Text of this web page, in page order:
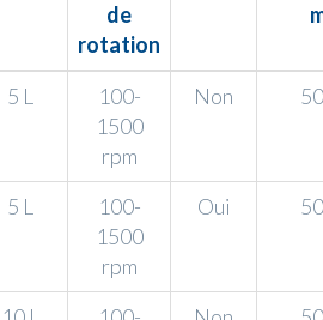
de
rotation
5 L
100-
1500
rpm
Non
5 L
100-
1500
rpm
Oui